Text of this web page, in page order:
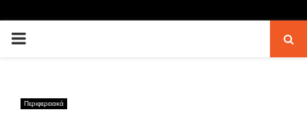
PRIMARY
Περιφερειακά